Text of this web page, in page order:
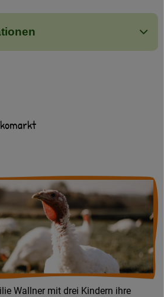
Wallner mit drei Kindern ihre